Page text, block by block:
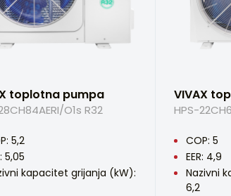
toplotna pumpa
O1s R32
5,2
5,05
kapacitet grijanja (kW):
VIVAX
HPS-
COP: 5
EER: 4,9
Nazivni
6,2